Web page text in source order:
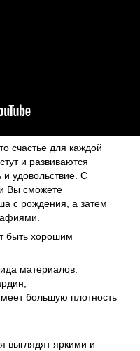
счастье для каждой
и развиваются
и удовольствие. С
Вы сможете
с рождения, а затем
быть хорошим
материалов:
большую плотность
выглядят яркими и